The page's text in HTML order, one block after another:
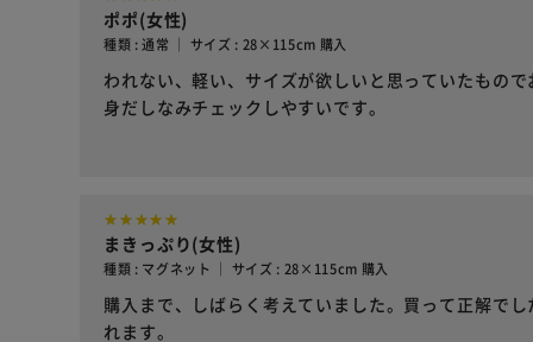
ポポ(女性)
種類 : 通常 ｜ サイズ : 28×115cm 購入
われない、軽い、サイズが欲しいと思っていたもの
身だしなみチェックしやすいです。
まきっぷり(女性)
種類 : マグネット ｜ サイズ : 28×115cm 購入
購入まで、しばらく考えていました。買って正解で
れます。